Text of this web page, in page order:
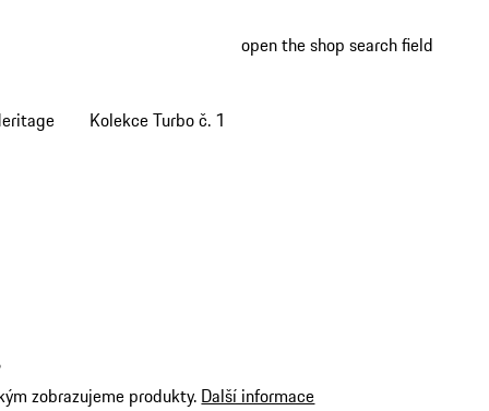
open the shop search field
Kolekce Turbo č. 1
zobrazujeme produkty. Další informace